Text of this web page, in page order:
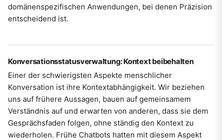
domänenspezifischen Anwendungen, bei denen Präzision
entscheidend ist.
Konversationsstatusverwaltung: Kontext beibehalten
Einer der schwierigsten Aspekte menschlicher
Konversation ist ihre Kontextabhängigkeit. Wir beziehen
uns auf frühere Aussagen, bauen auf gemeinsamem
Verständnis auf und erwarten von anderen, dass sie dem
Gesprächsfaden folgen, ohne ständig den Kontext zu
wiederholen. Frühe Chatbots hatten mit diesem Aspekt